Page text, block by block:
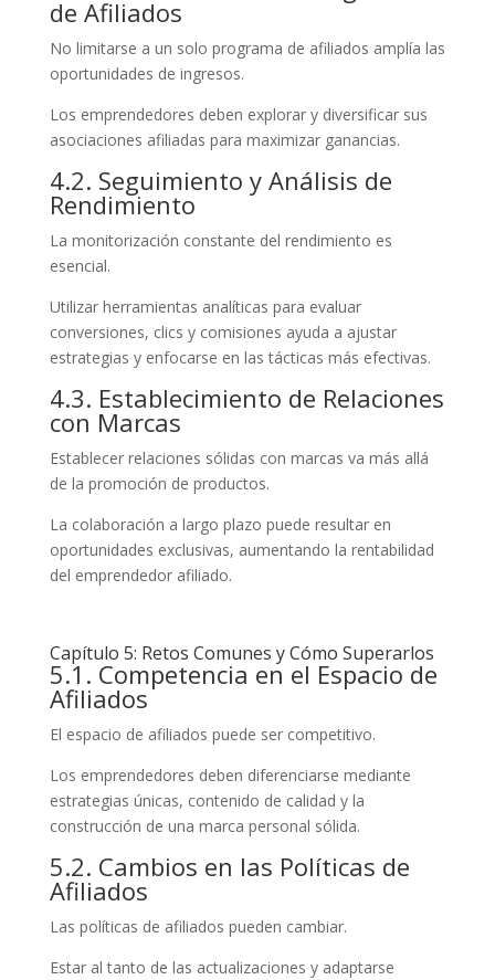
de Afiliados
No limitarse a un solo programa de afiliados amplía las
oportunidades de ingresos.
Los emprendedores deben explorar y diversificar sus
asociaciones afiliadas para maximizar ganancias.
4.2. Seguimiento y Análisis de
Rendimiento
La monitorización constante del rendimiento es
esencial.
Utilizar herramientas analíticas para evaluar
conversiones, clics y comisiones ayuda a ajustar
estrategias y enfocarse en las tácticas más efectivas.
4.3. Establecimiento de Relaciones
con Marcas
Establecer relaciones sólidas con marcas va más allá
de la promoción de productos.
La colaboración a largo plazo puede resultar en
oportunidades exclusivas, aumentando la rentabilidad
del emprendedor afiliado.
Capítulo 5: Retos Comunes y Cómo Superarlos
5.1. Competencia en el Espacio de
Afiliados
El espacio de afiliados puede ser competitivo.
Los emprendedores deben diferenciarse mediante
estrategias únicas, contenido de calidad y la
construcción de una marca personal sólida.
5.2. Cambios en las Políticas de
Afiliados
Las políticas de afiliados pueden cambiar.
Estar al tanto de las actualizaciones y adaptarse